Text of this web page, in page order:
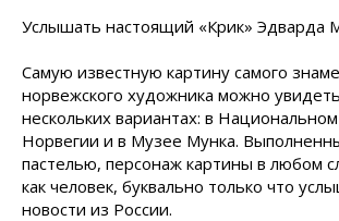
Услышать настоящий «Крик» Эдварда
Самую известную картину самого
норвежского художника можно
нескольких вариантах: в
Норвегии и в Музее Мунка.
пастелью, персонаж картины в любом
как человек, буквально только что
новости из России.